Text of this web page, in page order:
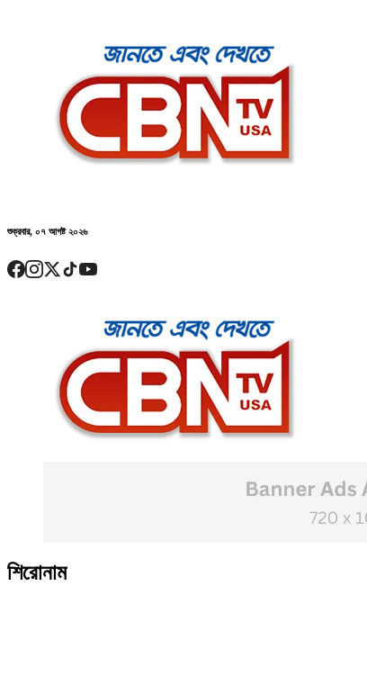
শুক্রবার, ০৭ আগষ্ট ২০২৬
শিরোনাম